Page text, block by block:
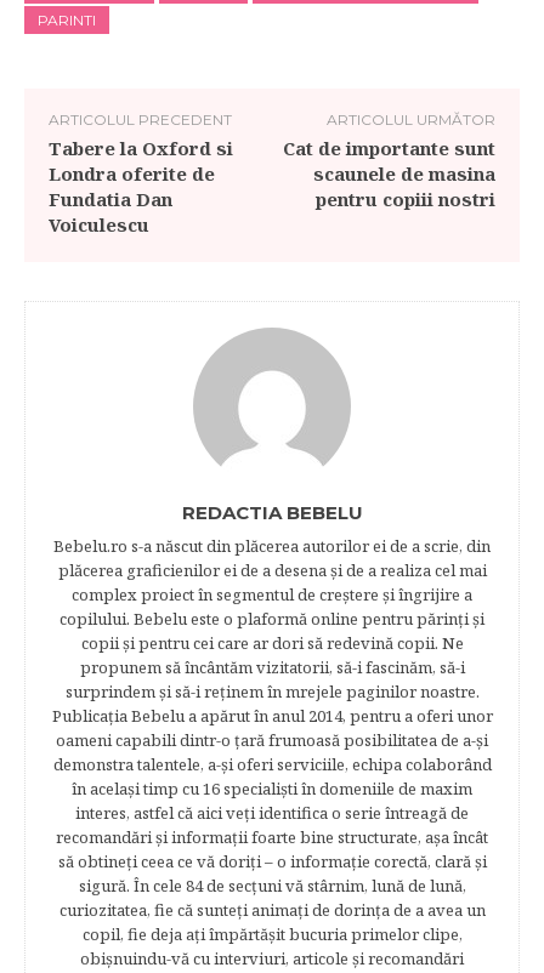
PARINTI
ARTICOLUL PRECEDENT
Tabere la Oxford si
Londra oferite de
Fundatia Dan
Voiculescu
ARTICOLUL URMĂTOR
Cat de importante sunt
scaunele de masina
pentru copiii nostri
REDACTIA BEBELU
Bebelu.ro s-a născut din plăcerea autorilor ei de a scrie, din
plăcerea graficienilor ei de a desena şi de a realiza cel mai
complex proiect în segmentul de creştere şi îngrijire a
copilului. Bebelu este o plaformă online pentru părinţi şi
copii şi pentru cei care ar dori să redevină copii. Ne
propunem să încântăm vizitatorii, să-i fascinăm, să-i
surprindem şi să-i reţinem în mrejele paginilor noastre.​
Publicația Bebelu a apărut în anul 2014, pentru a oferi unor
oameni capabili dintr-o ţară frumoasă posibilitatea de a-şi
demonstra talentele, a-şi oferi serviciile, echipa colaborând
în acelaşi timp cu 16 specialişti în domeniile de maxim
interes, astfel că aici veţi identifica o serie întreagă de
recomandări şi informaţii foarte bine structurate, aşa încât
să obtineţi ceea ce vă doriţi – o informaţie corectă, clară şi
sigură. În cele 84 de secțuni vă stârnim, lună de lună,
curiozitatea, fie că sunteţi animaţi de dorinţa de a avea un
copil, fie deja aţi împărtăşit bucuria primelor clipe,
obişnuindu-vă cu interviuri, articole şi recomandări